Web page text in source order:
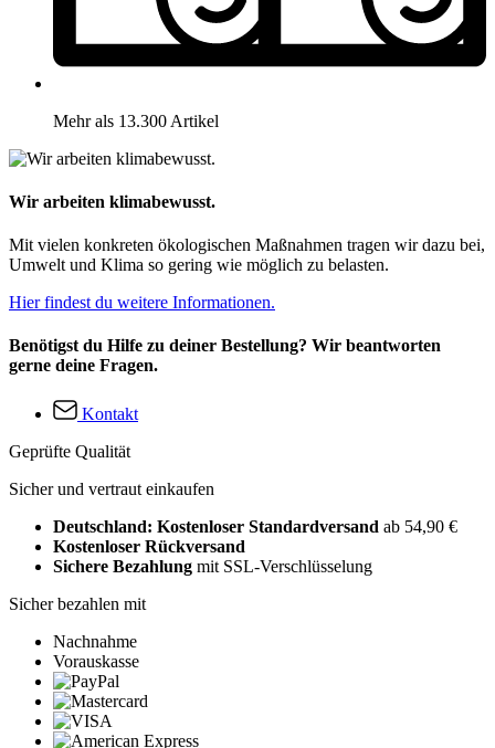
Mehr als 13.300 Artikel
Wir arbeiten klimabewusst.
Mit vielen konkreten ökologischen Maßnahmen tragen wir dazu bei,
Umwelt und Klima so gering wie möglich zu belasten.
Hier findest du weitere Informationen.
Benötigst du Hilfe zu deiner Bestellung? Wir beantworten
gerne deine Fragen.
Kontakt
Geprüfte Qualität
Sicher und vertraut einkaufen
Deutschland: Kostenloser Standardversand ab 54,90 €
Kostenloser Rückversand
Sichere Bezahlung mit SSL-Verschlüsselung
Sicher bezahlen mit
Nachnahme
Vorauskasse